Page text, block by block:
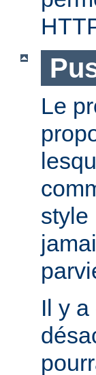
Le
style
Il y